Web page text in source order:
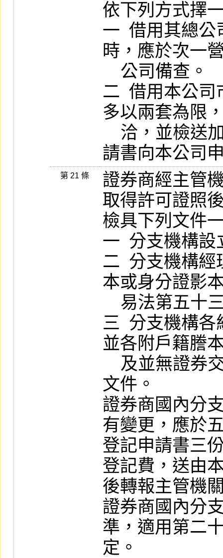
依下列方式擇
一  借用其總
時，應於次一
二  借用本公
多以兩套為限
請書向本公司
第 21 條
證券商經主管
取得許可證照
檢具下列文件
一  分支機構設
二  分支機構
本或身分證影
三  分支機構
並各附戶籍謄
文件
證券商國內分
有變更，應於
登記申請書三
登記費，送由
後轉報主管機
證券商國內分
準，適用第二
定。